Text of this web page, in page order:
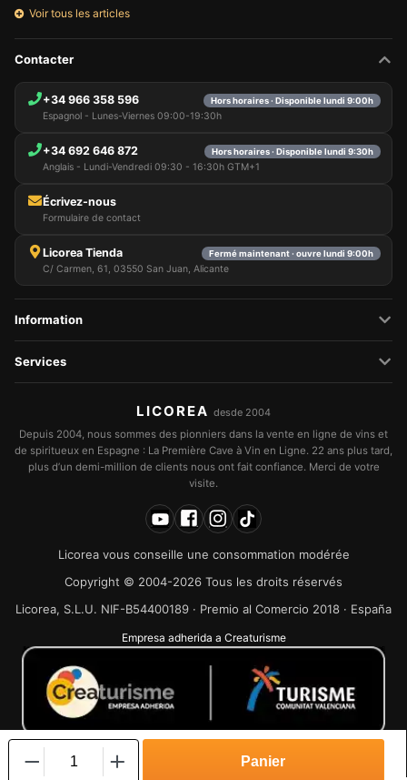
Voir tous les articles
Contacter
+34 966 358 596 Hors horaires · Disponible lundi 9:00h
Espagnol - Lunes-Viernes 09:00-19:30h
+34 692 646 872 Hors horaires · Disponible lundi 9:30h
Anglais - Lundi-Vendredi 09:30 - 16:30h GTM+1
Écrivez-nous
Formulaire de contact
Licorea Tienda Fermé maintenant · ouvre lundi 9:00h
C/ Carmen, 61, 03550 San Juan, Alicante
Information
Services
LICOREA desde 2004
Depuis 2004, nous sommes des pionniers dans la vente en ligne de vins et
de spiritueux en Espagne : La Première Cave à Vin en Ligne. 22 ans plus tard,
plus d’un demi-million de clients nous ont fait confiance. Merci de votre
visite.
Licorea vous conseille une consommation modérée
Copyright © 2004-2026 Tous les droits réservés
Licorea, S.L.U. NIF-B54400189 · Premio al Comercio 2018 · España
Empresa adherida a Creaturisme